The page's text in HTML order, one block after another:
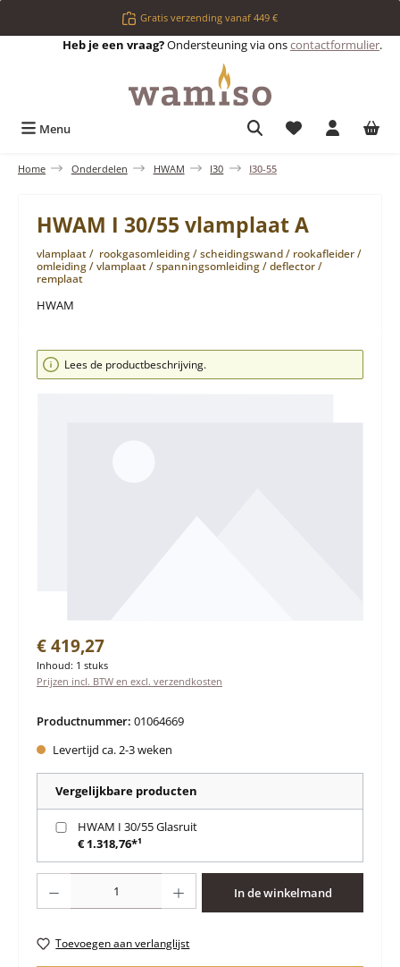
Ga naar de hoofdinhoudGratis verzending vanaf 449 €
Heb je een vraag?Ondersteuning via onscontactformulier.
Menu Je hebt 0 items
Home Onderdelen HWAM I30 I30-55
HWAM I 30/55 vlamplaat A
vlamplaat / rookgasomleiding / scheidingswand / rookafleider /
omleiding / vlamplaat / spanningsomleiding / deflector /
remplaat
HWAM
Afbeeldingengalerij overslaan
Lees de productbeschrijving.
Normale prijs:
€ 419,27
Inhoud: 1 stuks
Prijzen incl. BTW en excl. verzendkosten
Productnummer: 01064669
Levertijd ca. 2-3 weken
Vergelijkbare producten
HWAM I 30/55 Glasruit
€ 1.318,76*¹
In de winkelmand
Toevoegen aan verlanglijst